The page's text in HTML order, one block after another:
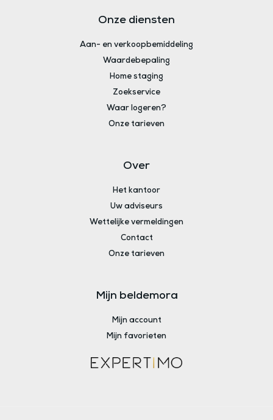
Onze diensten
Aan- en verkoopbemiddeling
Waardebepaling
Home staging
Zoekservice
Waar logeren?
Onze tarieven
Over
Het kantoor
Uw adviseurs
Wettelijke vermeldingen
Contact
Onze tarieven
Mijn beldemora
Mijn account
Mijn favorieten